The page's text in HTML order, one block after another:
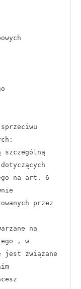
szczególną
na art. 6
przez
na
, w
jest związane